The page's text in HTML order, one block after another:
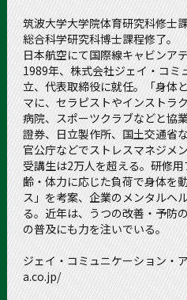
筑波大学大学院体育研究科修士
総合科学研究科博士課程修了。
日本航空にて国際線キャビンア
1989年、株式会社ジェイ・コミ
立、代表取締役に就任。「身体
マに、セラピストやインストラ
病院、スポーツクラブなどと協
證券、日立製作所、国土交通省
官公庁などでストレスマネジメ
受講生は2万人を超える。研修
齢・体力に応じた負荷で身体を
ス」を考案、企業のメンタルヘ
る。近年は、うつの改善・予防
の普及にも力を注いでいる。
ジェイ・コミュニケーション
a.co.jp/